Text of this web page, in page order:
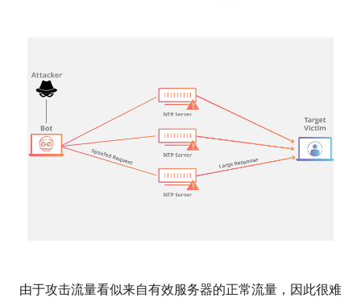
由于攻击流量看似来自有效服务器的正常流量，因此很难